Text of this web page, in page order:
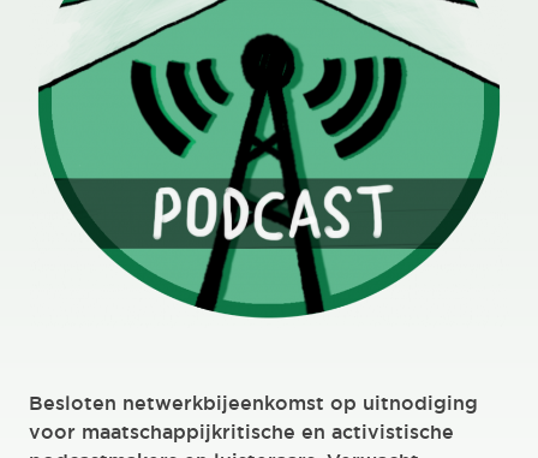
Besloten netwerkbijeenkomst op uitnodiging
voor maatschappijkritische en activistische